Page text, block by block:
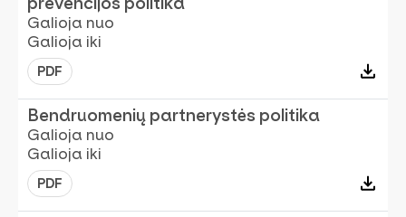
Galioja nuo
Galioja iki
PDF
Bendruomenių partnerystės politika
Galioja nuo
Galioja iki
PDF